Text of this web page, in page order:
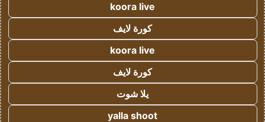
koora live
كورة لايف
koora live
كورة لايف
يلا شوت
yalla shoot